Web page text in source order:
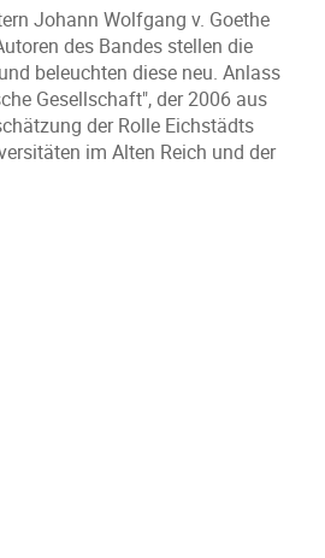
Johann Wolfgang v. Goethe
des Bandes stellen die
beleuchten diese neu. Anlass
Gesellschaft", der 2006 aus
der Rolle Eichstädts
im Alten Reich und der